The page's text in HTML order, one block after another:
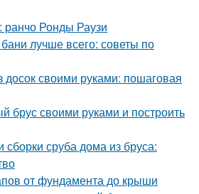
ранчо Ронды Раузи
лучше всего: советы по
досок своими руками: пошаговая
брус своими руками и построить
сруба дома из бруса:
от фундамента до крыши